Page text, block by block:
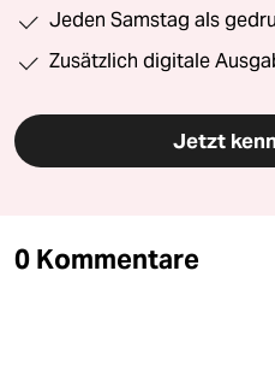
Jeden Samstag als
Zusätzlich digitale
Jetzt
0 Kommentare